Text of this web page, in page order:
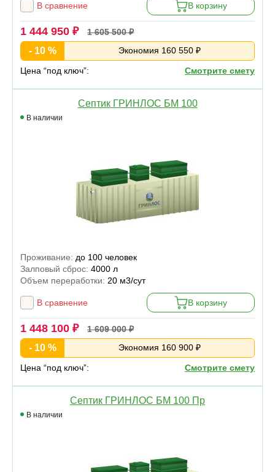
В сравнение В корзину
1 444 950 ₽ 1 605 500 ₽
- 10 % Экономия 160 550 ₽
Цена “под ключ”: Смотрите смету
Септик ГРИНЛОС БМ 100
В наличии
Проживание: до 100 человек
Залповый сброс: 4000 л
Объем переработки: 20 м3/сут
В сравнение В корзину
1 448 100 ₽ 1 609 000 ₽
- 10 % Экономия 160 900 ₽
Цена “под ключ”: Смотрите смету
Септик ГРИНЛОС БМ 100 Пр
В наличии